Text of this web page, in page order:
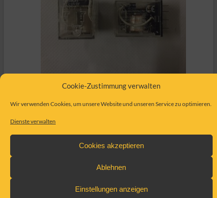
Cookie-Zustimmung verwalten
Wir verwenden Cookies, um unsere Website und unseren Service zu optimieren.
Dienste verwalten
Cookies akzeptieren
Ablehnen
Einstellungen anzeigen
Hersteller
Omron
Ersatzteil Nr.